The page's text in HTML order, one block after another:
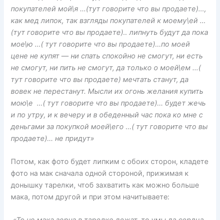
покупателей мой\я …(тут говорите что вы продаете)…,
как мед липок, так взгляды покупателей к моему\ей …
(тут говорите что вы продаете).. липнуть будут да пока
мое\ю …( тут говорите что вы продаете)…по моей
цене не купят — ни спать спокойно не смогут, ни есть
не смогут, ни пить не смогут, да только о моей\ем …(
тут говорите что вы продаете) мечтать станут, да
вовек не перестанут. Мысли их огонь желания купить
мою\е …( тут говорите что вы продаете)… будет жечь
и по утру, и к вечеру и в обеденный час пока ко мне с
деньгами за покупкой моей\его …( тут говорите что вы
продаете)… не придут»
Потом, как фото будет липким с обоих сторон, кладете
фото на мак сначала одной стороной, прижимая к
донышку тарелки, чтоб захватить как можно больше
мака, потом другой и при этом начитываете: